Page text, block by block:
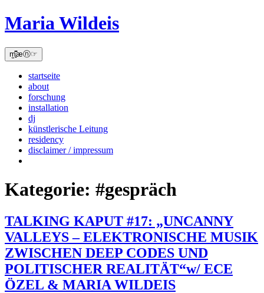
Skip
to
Maria Wildeis
m̫̻͆͊æⓝ☞
startseite
about
forschung
installation
dj
künstlerische Leitung
residency
disclaimer / impressum
Kategorie: #gespräch
TALKING KAPUT #17: „UNCANNY
VALLEYS – ELEKTRONISCHE MUSIK
ZWISCHEN DEEP CODES UND
POLITISCHER REALITÄT“w/ ECE
ÖZEL & MARIA WILDEIS